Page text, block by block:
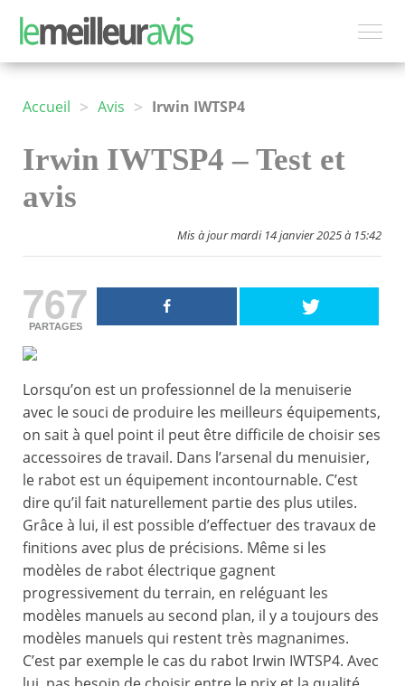
Accueil > Avis > Irwin IWTSP4
Irwin IWTSP4 – Test et
avis
Mis à jour mardi 14 janvier 2025 à 15:42
767
PARTAGES
Lorsqu’on est un professionnel de la menuiserie
avec le souci de produire les meilleurs équipements,
on sait à quel point il peut être difficile de choisir ses
accessoires de travail. Dans l’arsenal du menuisier,
le rabot est un équipement incontournable. C’est
dire qu’il fait naturellement partie des plus utiles.
Grâce à lui, il est possible d’effectuer des travaux de
finitions avec plus de précisions. Même si les
modèles de rabot électrique gagnent
progressivement du terrain, en reléguant les
modèles manuels au second plan, il y a toujours des
modèles manuels qui restent très magnanimes.
C’est par exemple le cas du rabot Irwin IWTSP4. Avec